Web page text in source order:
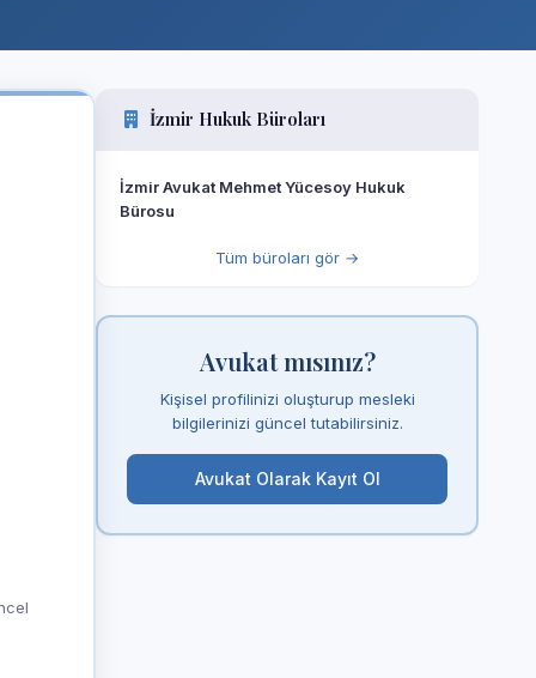
İzmir Hukuk Büroları
İzmir Avukat Mehmet Yücesoy Hukuk
Bürosu
Tüm büroları gör →
Avukat mısınız?
Kişisel profilinizi oluşturup mesleki
bilgilerinizi güncel tutabilirsiniz.
Avukat Olarak Kayıt Ol